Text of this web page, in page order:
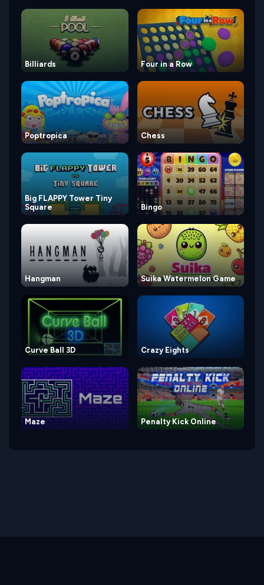
Billiards Four in a Row
Poptropica Chess
Big FLAPPY Tower Tiny
Square
Bingo
Hangman Suika Watermelon Game
Curve Ball 3D Crazy Eights
Maze Penalty Kick Online